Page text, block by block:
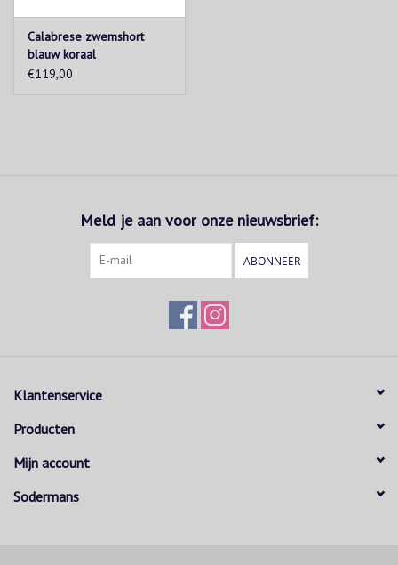
Calabrese zwemshort
blauw koraal
€119,00
Meld je aan voor onze nieuwsbrief:
ABONNEER
Klantenservice
Producten
Mijn account
Sodermans